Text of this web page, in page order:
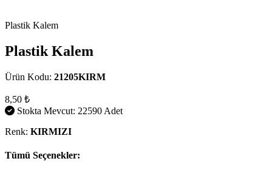
Plastik Kalem
Plastik Kalem
Ürün Kodu: 21205KIRM
8,50 ₺
Stokta Mevcut: 22590 Adet
Renk: KIRMIZI
Tümü Seçenekler: